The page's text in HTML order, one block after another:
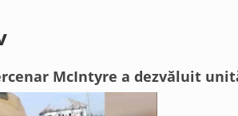
McIntyre a dezvăluit